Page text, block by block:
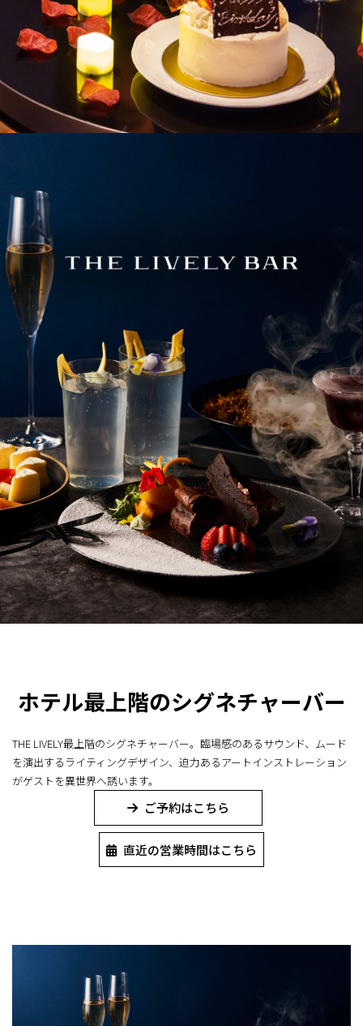
ホテル最上階のシグネチャーバー
THE LIVELY最上階のシグネチャーバー。 臨場感のあるサウンド、ムード
を演出するライティングデザイン、迫力あるアートインストレーション
がゲストを異世界へ誘います。
ご予約はこちら
直近の営業時間はこちら